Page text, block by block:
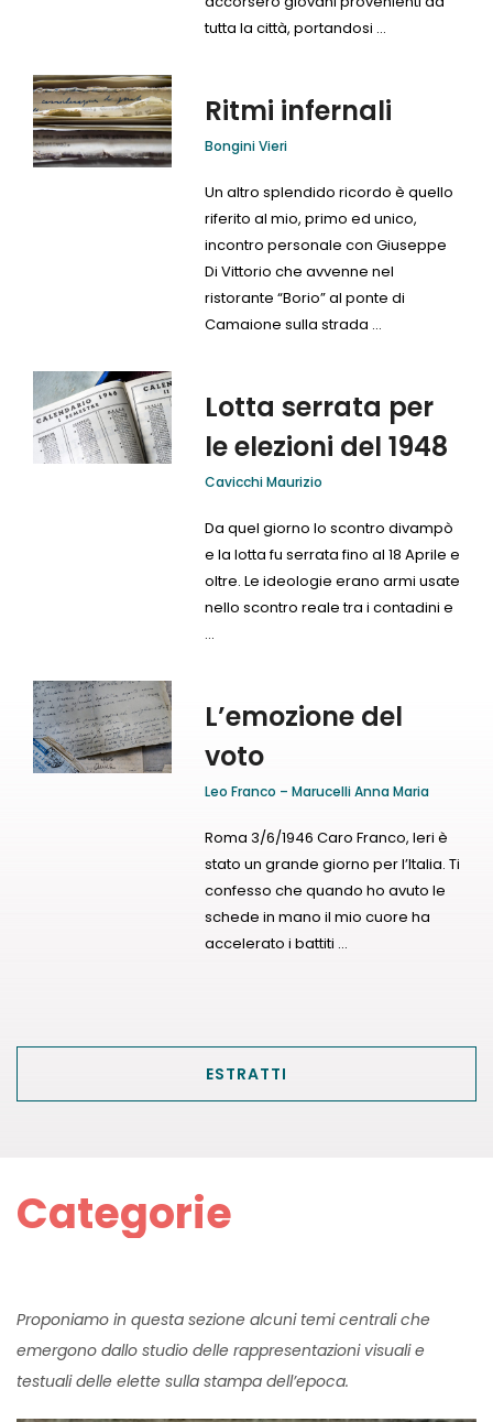
tutta la città, portandosi ...
Ritmi infernali
Bongini Vieri
Un altro splendido ricordo è quello
riferito al mio, primo ed unico,
incontro personale con Giuseppe
Di Vittorio che avvenne nel
ristorante “Borio” al ponte di
Camaione sulla strada ...
Lotta serrata per
le elezioni del 1948
Cavicchi Maurizio
Da quel giorno lo scontro divampò
e la lotta fu serrata fino al 18 Aprile e
oltre. Le ideologie erano armi usate
nello scontro reale tra i contadini e
...
L’emozione del
voto
Leo Franco – Marucelli Anna Maria
Roma 3/6/1946 Caro Franco, Ieri è
stato un grande giorno per l’Italia. Ti
confesso che quando ho avuto le
schede in mano il mio cuore ha
accelerato i battiti ...
ESTRATTI
Categorie
Proponiamo in questa sezione alcuni temi centrali che
emergono dallo studio delle rappresentazioni visuali e
testuali delle elette sulla stampa dell’epoca.